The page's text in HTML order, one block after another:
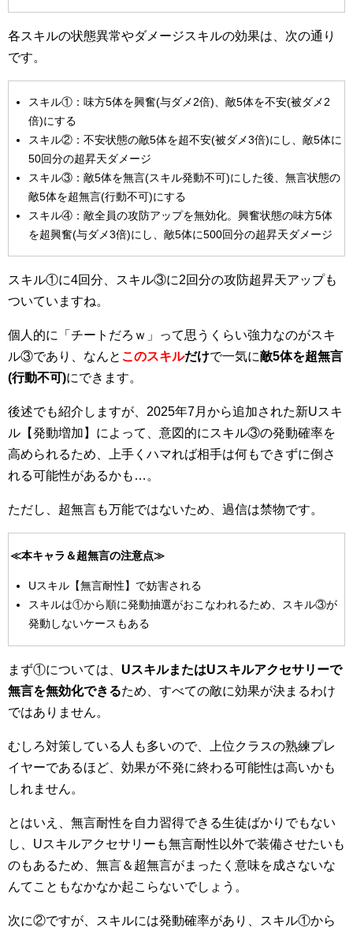
各スキルの状態異常やダメージスキルの効果は、次の通り
です。
スキル①：味方5体を興奮(与ダメ2倍)、敵5体を不安(被ダメ2
倍)にする
スキル②：不安状態の敵5体を超不安(被ダメ3倍)にし、敵5体に
50回分の超昇天ダメージ
スキル③：敵5体を無言(スキル発動不可)にした後、無言状態の
敵5体を超無言(行動不可)にする
スキル④：敵全員の攻防アップを無効化。興奮状態の味方5体
を超興奮(与ダメ3倍)にし、敵5体に500回分の超昇天ダメージ
スキル①に4回分、スキル③に2回分の攻防超昇天アップも
ついていますね。
個人的に「チートだろｗ」って思うくらい強力なのがスキ
ル③であり、なんと このスキルだけで一気に敵5体を超無言
(行動不可)にできます。
後述でも紹介しますが、2025年7月から追加された新Uスキ
ル【発動増加】によって、意図的にスキル③の発動確率を
高められるため、上手くハマれば相手は何もできずに倒さ
れる可能性があるかも…。
ただし、超無言も万能ではないため、過信は禁物です。
≪本キャラ＆超無言の注意点≫
Uスキル【無言耐性】で妨害される
スキルは①から順に発動抽選がおこなわれるため、スキル③が
発動しないケースもある
まず①については、 UスキルまたはUスキルアクセサリーで
無言を無効化できるため、すべての敵に効果が決まるわけ
ではありません。
むしろ対策している人も多いので、上位クラスの熟練プレ
イヤーであるほど、効果が不発に終わる可能性は高いかも
しれません。
とはいえ、無言耐性を自力習得できる生徒ばかりでもない
し、Uスキルアクセサリーも無言耐性以外で装備させたいも
のもあるため、無言＆超無言がまったく意味を成さないな
んてこともなかなか起こらないでしょう。
次に②ですが、スキルには発動確率があり、スキル①から